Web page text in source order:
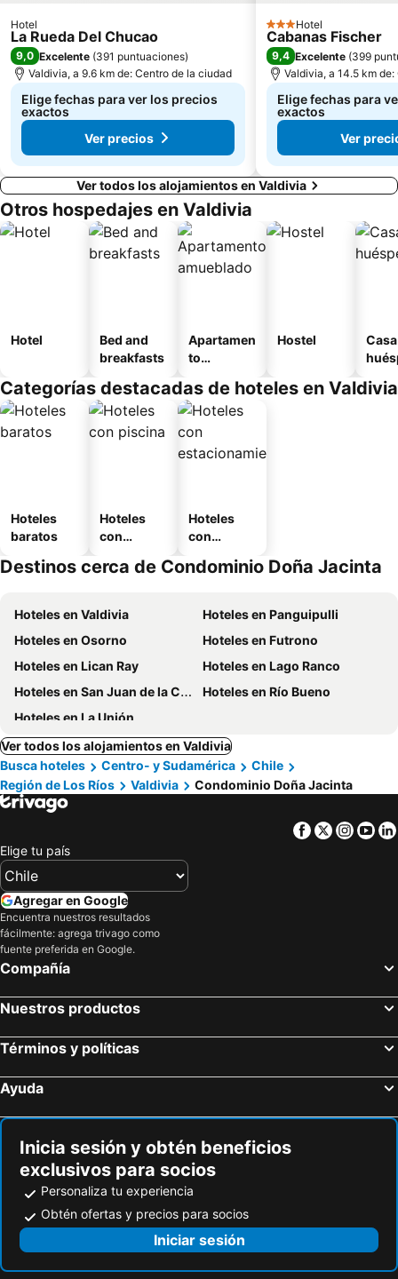
Hotel
La Rueda Del Chucao
9,0 Excelente (391 puntuaciones)
Valdivia, a 9.6 km de: Centro de la ciudad
Elige fechas para ver los precios
exactos
Ver precios
3 Estrellas
Hotel
Cabanas Fischer
9,4 Excelente (399
Valdivia, a 14.5 km
Elige fechas para
exactos
Ver
Ver todos los alojamientos en Valdivia
Otros hospedajes en Valdivia
Hotel
Bed and
breakfasts
Apartamen
to
o
Hostel
Categorías destacadas de hoteles en Valdivia
Hoteles
baratos
Hoteles
con
Hoteles
con
miento
Destinos cerca de Condominio Doña Jacinta
Hoteles en Valdivia
Hoteles en Panguipulli
Hoteles en Osorno
Hoteles en Futrono
Hoteles en Lican Ray
Hoteles en Lago Ranco
Hoteles en San Juan de la Costa
Hoteles en Río Bueno
Hoteles en La Unión
Ver todos los alojamientos en Valdivia
Busca hoteles
Centro- y Sudamérica
Chile
Región de Los Ríos
Valdivia Condominio Doña Jacinta
Facebook
Twitter
Elige tu país
Agregar en Google
Encuentra nuestros resultados
fácilmente: agrega trivago como
fuente preferida en Google.
Compañía
Nuestros productos
Términos y políticas
Ayuda
Inicia sesión y obtén beneficios
exclusivos para socios
Personaliza tu experiencia
Obtén ofertas y precios para socios
Iniciar sesión